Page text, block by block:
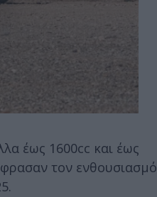
έως 1600cc και έως
τον ενθουσιασμό